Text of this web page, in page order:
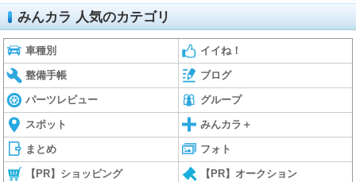
みんカラ 人気のカテゴリ
車種別 イイね！
整備手帳 ブログ
パーツレビュー グループ
スポット みんカラ＋
まとめ フォト
【PR】ショッピング 【PR】オークション